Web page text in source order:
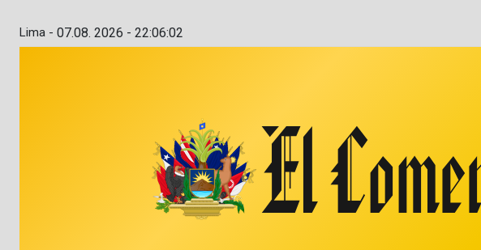
Lima - 07.08. 2026 - 22:06:03